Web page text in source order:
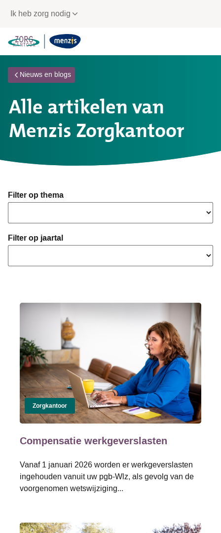
voor
navigatie
Ik heb zorg nodig
Nieuws en blogs
Alle artikelen van
Menzis Zorgkantoor
Filter op thema
Filter op jaartal
Zorgkantoor
Compensatie werkgeverslasten
Vanaf 1 januari 2026 worden er werkgeverslasten
ingehouden vanuit uw pgb-Wlz, als gevolg van de
voorgenomen wetswijziging...